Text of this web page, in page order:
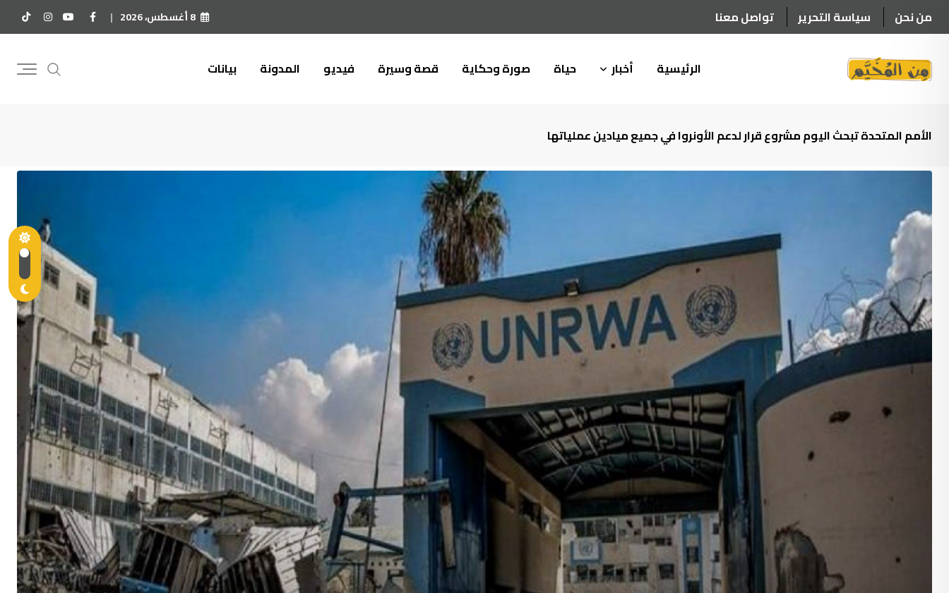
to
من نحن سياسة التحرير تواصل معنا 8 أغسطس، 2026
الرئيسية أخبار حياة صورة وحكاية قصة وسيرة فيديو المدونة بيانات
الأمم المتحدة تبحث اليوم مشروع قرار لدعم الأونروا في جميع ميادين عملياتها